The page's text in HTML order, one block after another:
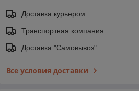
Доставка курьером
Транспортная компания
Доставка "Самовывоз"
Все условия доставки